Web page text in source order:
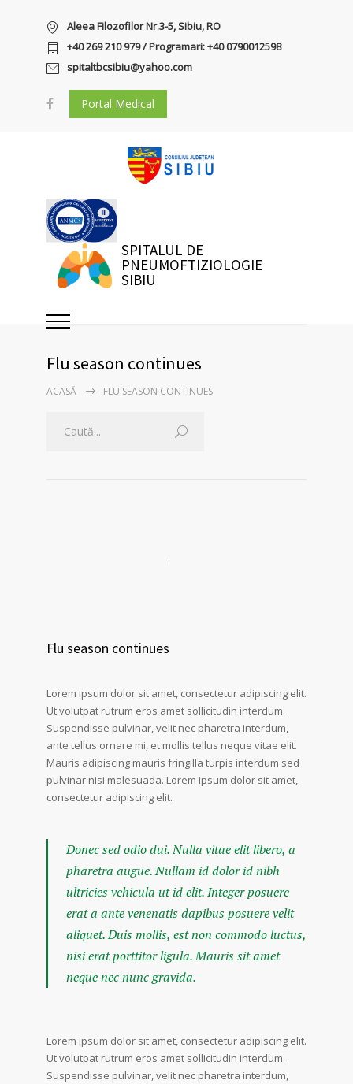
Aleea Filozofilor Nr.3-5, Sibiu, RO
+40 269 210 979 / Programari: +40 0790012598
spitaltbcsibiu@yahoo.com
Portal Medical
SPITALUL DE
PNEUMOFTIZIOLOGIE
SIBIU
Flu season continues
ACASĂ FLU SEASON CONTINUES
Flu season continues
Lorem ipsum dolor sit amet, consectetur adipiscing elit.
Ut volutpat rutrum eros amet sollicitudin interdum.
Suspendisse pulvinar, velit nec pharetra interdum,
ante tellus ornare mi, et mollis tellus neque vitae elit.
Mauris adipiscing mauris fringilla turpis interdum sed
pulvinar nisi malesuada. Lorem ipsum dolor sit amet,
consectetur adipiscing elit.
Donec sed odio dui. Nulla vitae elit libero, a
pharetra augue. Nullam id dolor id nibh
ultricies vehicula ut id elit. Integer posuere
erat a ante venenatis dapibus posuere velit
aliquet. Duis mollis, est non commodo luctus,
nisi erat porttitor ligula. Mauris sit amet
neque nec nunc gravida.
Lorem ipsum dolor sit amet, consectetur adipiscing elit.
Ut volutpat rutrum eros amet sollicitudin interdum.
Suspendisse pulvinar, velit nec pharetra interdum,